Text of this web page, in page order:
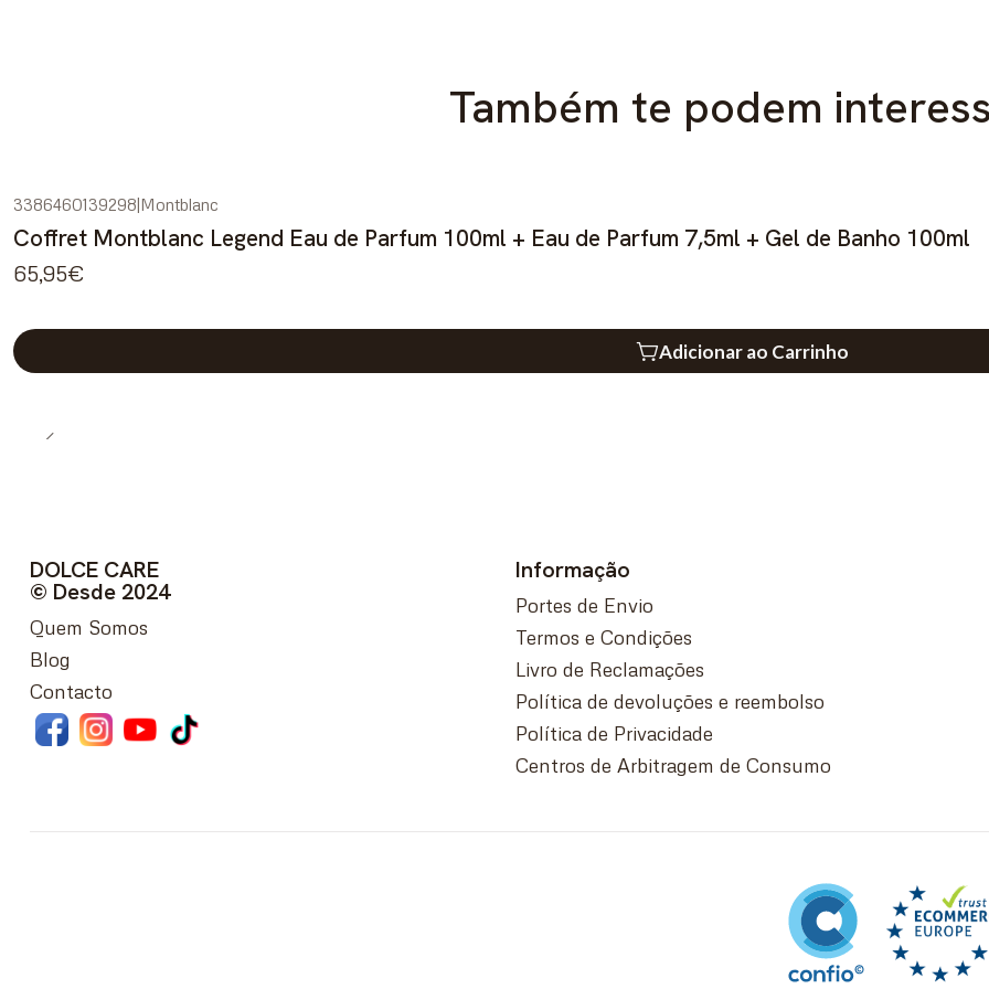
Também te podem
3386460139298|Montblanc
Coffret Montblanc Legend Eau de Parfum 100ml + Eau de Parfum 7,5ml + Gel de Banho 100ml
65,95€
Adicionar ao Carrinho
DOLCE CARE
© Desde 2024
Quem Somos
Blog
Contacto
Informação
Portes de Envio
Termos e Condições
Livro de Reclamações
Política de devoluções e reembolso
Política de Privacidade
Centros de Arbitragem de Consumo